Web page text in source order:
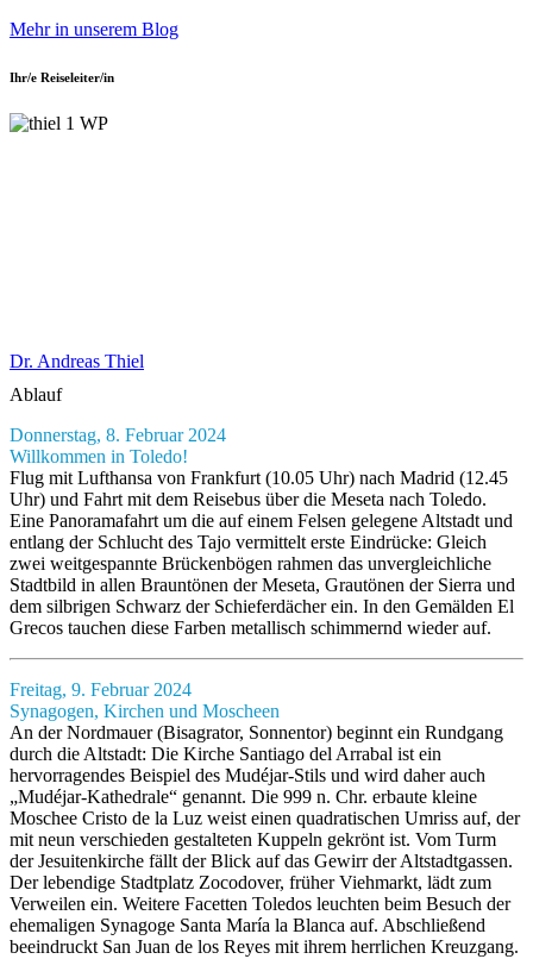
Mehr in unserem Blog
Ihr/e Reiseleiter/in
Dr. Andreas Thiel
Ablauf
Donnerstag, 8. Februar 2024
Willkommen in Toledo!
Flug mit Lufthansa von Frankfurt (10.05 Uhr) nach Madrid (12.45
Uhr) und Fahrt mit dem Reisebus über die Meseta nach Toledo.
Eine Panoramafahrt um die auf einem Felsen gelegene Altstadt und
entlang der Schlucht des Tajo vermittelt erste Eindrücke: Gleich
zwei weitgespannte Brückenbögen rahmen das unvergleichliche
Stadtbild in allen Brauntönen der Meseta, Grautönen der Sierra und
dem silbrigen Schwarz der Schieferdächer ein. In den Gemälden El
Grecos tauchen diese Farben metallisch schimmernd wieder auf.
Freitag, 9. Februar 2024
Synagogen, Kirchen und Moscheen
An der Nordmauer (Bisagrator, Sonnentor) beginnt ein Rundgang
durch die Altstadt: Die Kirche Santiago del Arrabal ist ein
hervorragendes Beispiel des Mudéjar-Stils und wird daher auch
„Mudéjar-Kathedrale“ genannt. Die 999 n. Chr. erbaute kleine
Moschee Cristo de la Luz weist einen quadratischen Umriss auf, der
mit neun verschieden gestalteten Kuppeln gekrönt ist. Vom Turm
der Jesuitenkirche fällt der Blick auf das Gewirr der Altstadtgassen.
Der lebendige Stadtplatz Zocodover, früher Viehmarkt, lädt zum
Verweilen ein. Weitere Facetten Toledos leuchten beim Besuch der
ehemaligen Synagoge Santa María la Blanca auf. Abschließend
beeindruckt San Juan de los Reyes mit ihrem herrlichen Kreuzgang.